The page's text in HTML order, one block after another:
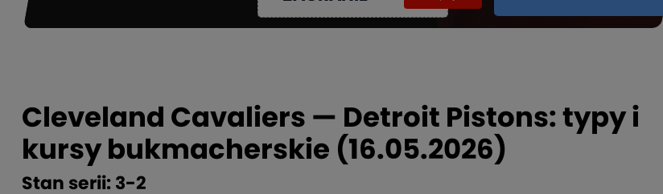
Cleveland Cavaliers — Detroit Pistons: typy i
kursy bukmacherskie (16.05.2026)
Stan serii: 3-2